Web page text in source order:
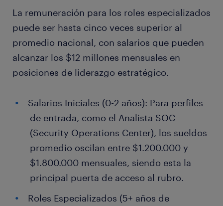
La remuneración para los roles especializados
puede ser hasta cinco veces superior al
promedio nacional, con salarios que pueden
alcanzar los $12 millones mensuales en
posiciones de liderazgo estratégico.
Salarios Iniciales (0-2 años): Para perfiles
de entrada, como el Analista SOC
(Security Operations Center), los sueldos
promedio oscilan entre $1.200.000 y
$1.800.000 mensuales, siendo esta la
principal puerta de acceso al rubro.
Roles Especializados (5+ años de